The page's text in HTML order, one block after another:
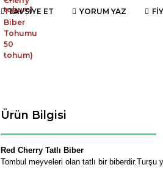
TAVSİYE ET YORUM YAZ
Ürün Bilgisi
Red Cherry Tatlı Biber
Tombul meyveleri olan tatlı bir biberdir.Turşu